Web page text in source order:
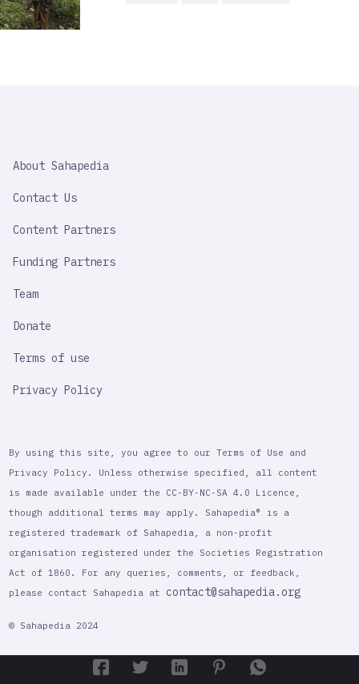
IMPORTANT
About Sahapedia
Contact Us
Content Partners
Funding Partners
Team
Donate
Terms of use
Privacy Policy
By using this site, you agree to our Terms of Use and
Privacy Policy. Unless otherwise specified, all content
is made available under the CC-BY-NC-SA 4.0 Licence,
though additional terms may apply. Sahapedia® is a
registered trademark of Sahapedia, a non-profit
organisation registered under the Societies Registration
Act of 1860. For any queries, comments, or feedback,
please contact Sahapedia at contact@sahapedia.org
© Sahapedia 2024